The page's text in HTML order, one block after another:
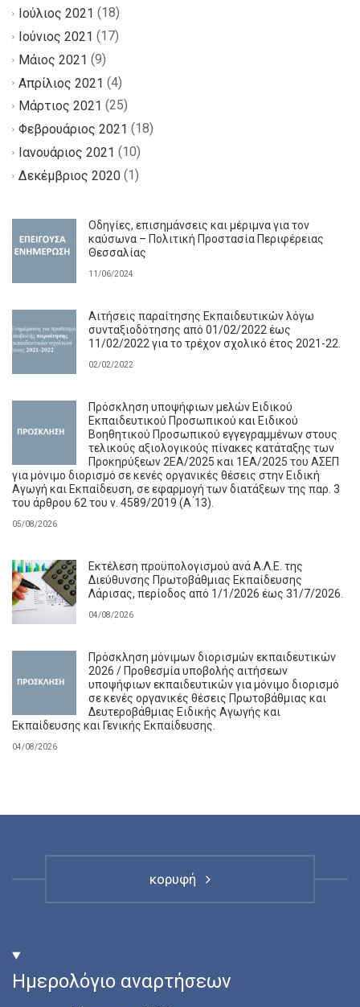
Ιούλιος 2021 (18)
Ιούνιος 2021 (17)
Μάιος 2021 (9)
Απρίλιος 2021 (4)
Μάρτιος 2021 (25)
Φεβρουάριος 2021 (18)
Ιανουάριος 2021 (10)
Δεκέμβριος 2020 (1)
Οδηγίες, επισημάνσεις και μέριμνα για τον
καύσωνα – Πολιτική Προστασία Περιφέρειας
Θεσσαλίας
11/06/2024
Αιτήσεις παραίτησης Εκπαιδευτικών λόγω
συνταξιοδότησης από 01/02/2022 έως
11/02/2022 για το τρέχον σχολικό έτος 2021-22.
02/02/2022
Πρόσκληση υποψήφιων μελών Ειδικού
Εκπαιδευτικού Προσωπικού και Ειδικού
Βοηθητικού Προσωπικού εγγεγραμμένων στους
τελικούς αξιολογικούς πίνακες κατάταξης των
Προκηρύξεων 2ΕΑ/2025 και 1ΕΑ/2025 του ΑΣΕΠ
για μόνιμο διορισμό σε κενές οργανικές θέσεις στην Ειδική
Αγωγή και Εκπαίδευση, σε εφαρμογή των διατάξεων της παρ. 3
του άρθρου 62 του ν. 4589/2019 (Α ́13).
05/08/2026
Εκτέλεση προϋπολογισμού ανά Α.Λ.Ε. της
Διεύθυνσης Πρωτοβάθμιας Εκπαίδευσης
Λάρισας, περίοδος από 1/1/2026 έως 31/7/2026.
04/08/2026
Πρόσκληση μόνιμων διορισμών εκπαιδευτικών
2026 / Προθεσμία υποβολής αιτήσεων
υποψήφιων εκπαιδευτικών για μόνιμο διορισμό
σε κενές οργανικές θέσεις Πρωτοβάθμιας και
Δευτεροβάθμιας Ειδικής Αγωγής και
Εκπαίδευσης και Γενικής Εκπαίδευσης.
04/08/2026
κορυφή
Ημερολόγιο αναρτήσεων